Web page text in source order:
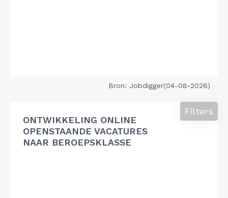
Bron: Jobdigger(04-08-2026)
ONTWIKKELING ONLINE
OPENSTAANDE VACATURES
NAAR BEROEPSKLASSE
Filters